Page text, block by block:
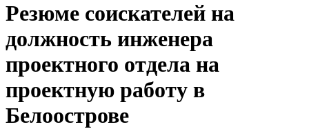
Резюме соискателей на
должность инженера
проектного отдела на
проектную работу в
Белоострове